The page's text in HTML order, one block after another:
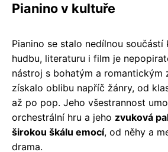
Pianino v kultuře
Pianino se stalo nedílnou
hudbu, literaturu i film je
nástroj s bohatým a romantickým
získalo oblibu napříč žánry, od
až po pop. Jeho všestrannost
orchestrální hru a jeho zvuková
širokou škálu emocí, od něhy a
drama.